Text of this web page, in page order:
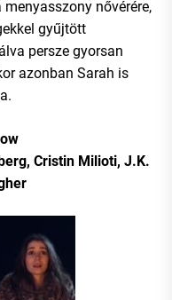
nővérére,
gyűjtött
persze gyorsan
azonban Sarah is
Cristin Milioti, J.K.